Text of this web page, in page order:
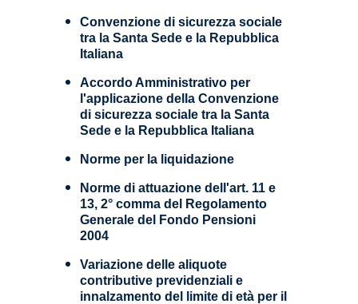
Convenzione di sicurezza sociale
tra la Santa Sede e la Repubblica
Italiana
Accordo Amministrativo per
l'applicazione della Convenzione
di sicurezza sociale tra la Santa
Sede e la Repubblica Italiana
Norme per la liquidazione
Norme di attuazione dell'art. 11 e
13, 2° comma del Regolamento
Generale del Fondo Pensioni
2004
Variazione delle aliquote
contributive previdenziali e
innalzamento del limite di età per il